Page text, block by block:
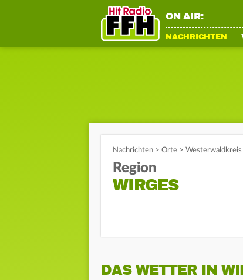
ON AIR:
NACHRICHTEN
Nachrichten > Orte > Westerwaldkreis
Region
WIRGES
DAS WETTER IN